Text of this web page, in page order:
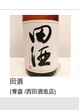
田酒
(青森 /西田酒造店)